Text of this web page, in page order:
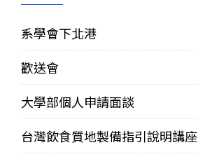
系學會下北港
歡送會
大學部個人申請面談
台灣飲食質地製備指引說明講座